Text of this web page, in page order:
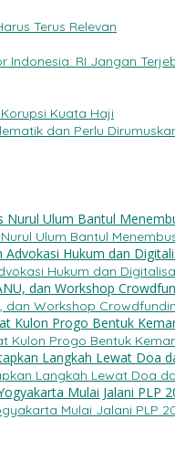
Terus Relevan
Indonesia: RI Jangan
Kuata Haji
dan Perlu
Ulum Bantul
Hukum dan
dan Workshop
Kulon Progo Bentuk
Langkah Lewat Doa
Mulai Jalani PLP